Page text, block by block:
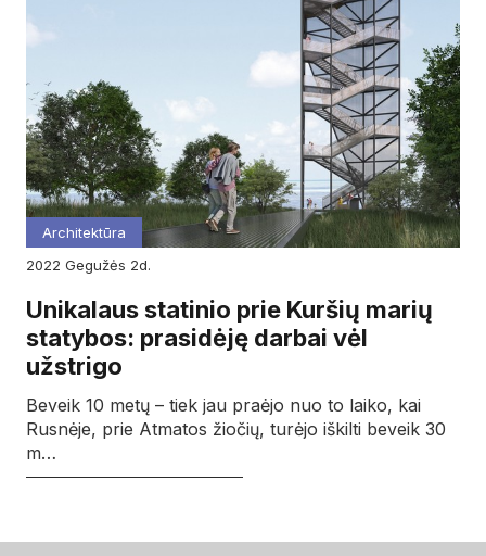
Architektūra
2022
gegužės 2d.
Unikalaus statinio prie Kuršių marių
statybos: prasidėję darbai vėl
užstrigo
Beveik 10 metų – tiek jau praėjo nuo to laiko, kai
Rusnėje, prie Atmatos žiočių, turėjo iškilti beveik 30
m…